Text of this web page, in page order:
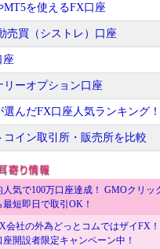
MT5を使えるFX口座
売買（シストレ）口座
座
リーオプション口座
選んだFX口座人気ランキング！
コイン取引所・販売所を比較
人気で100万口座達成！ GMOクリッ
最短即日で取引OK！
会社の外為どっとコムではザイFX
座開設者限定キャンペーン中！